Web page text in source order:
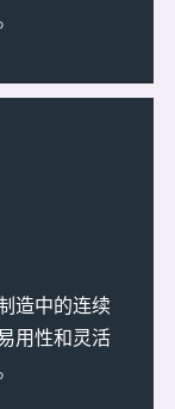
造中的连续
用性和灵活